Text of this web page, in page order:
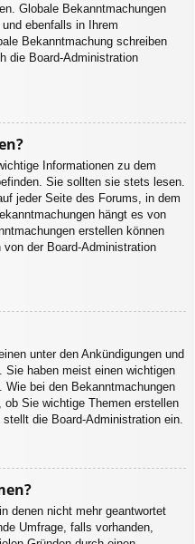
Globale Bekanntmachungen
ebenfalls in Ihrem
Bekanntmachung schreiben
die Board-Administration
Informationen zu dem
Sie sollten sie stets lesen.
jeder Seite des Forums, in dem
hängt es von
erstellen können
der Board-Administration
unter den Ankündigungen und
haben meist einen wichtigen
Wie bei den Bekanntmachungen
ob Sie wichtige Themen erstellen
die Board-Administration ein.
denen nicht mehr geantwortet
Umfrage, falls vorhanden,